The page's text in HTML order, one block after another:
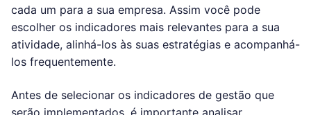
cada um para a sua empresa. Assim você pode
escolher os indicadores mais relevantes para a sua
atividade, alinhá-los às suas estratégias e acompanhá-
los frequentemente.
Antes de selecionar os indicadores de gestão que
serão implementados, é importante analisar